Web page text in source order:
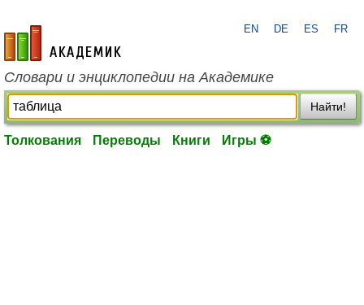
academic.ru
EN DE ES FR
Словари и энциклопедии на Академике
Найти!
Толкования Переводы Книги Игры ⚽